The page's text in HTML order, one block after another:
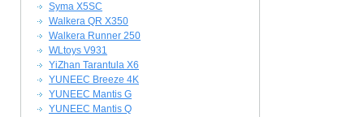
Syma X5SC
Walkera QR X350
Walkera Runner 250
WLtoys V931
YiZhan Tarantula X6
YUNEEC Breeze 4K
YUNEEC Mantis G
YUNEEC Mantis Q